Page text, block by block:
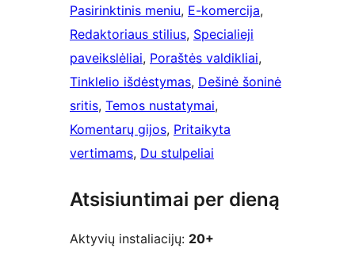
Pasirinktinis meniu, E-komercija
Redaktoriaus stilius, Specialieji
paveikslėliai, Poraštės valdikliai
Tinklelio išdėstymas, Dešinė šoninė
sritis, Temos nustatymai
Komentarų gijos, Pritaikyta
vertimams, Du stulpeliai
Atsisiuntimai per dieną
Aktyvių instaliacijų: 20+